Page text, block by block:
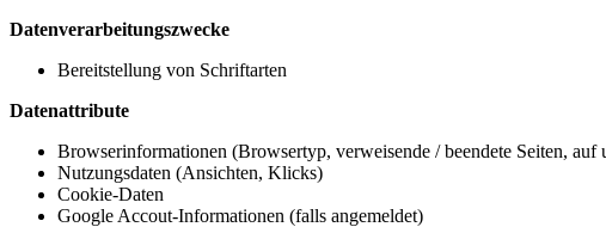
Datenverarbeitungszwecke
Bereitstellung von Schriftarten
Datenattribute
Browserinformationen (Browsertyp, verweisende / beendete Seiten,
Nutzungsdaten (Ansichten, Klicks)
Cookie-Daten
Google Accout-Informationen (falls angemeldet)